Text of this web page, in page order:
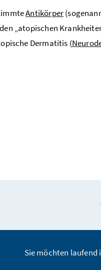
Antikörper
„atopischen
Dermatitis (
Sie möchten